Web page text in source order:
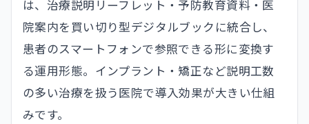
は、治療説明リーフレット・予防教育資料・医
院案内を買い切り型デジタルブックに統合し、
患者のスマートフォンで参照できる形に変換す
る運用形態。インプラント・矯正など説明工数
の多い治療を扱う医院で導入効果が大きい仕組
みです。